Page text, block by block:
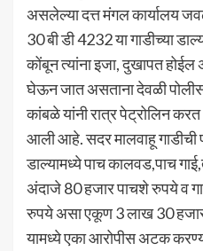
असलेल्या दत्त मंगल कार्यालय
30 बी डी 4232 या गाडीच्या
कोंबून त्यांना इजा, दुखापत
घेऊन जात असताना देवळी
कांबळे यांनी रात्र पेट्रोलिन
आली आहे. सदर मालवाहू गाडीची
डाल्यामध्ये पाच कालवड,पाच
अंदाजे 80 हजार पाचशे रुपये व
रुपये असा एकूण 3 लाख 30
यामध्ये एका आरोपीस अटक